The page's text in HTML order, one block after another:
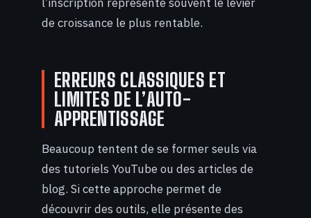
de croissance le plus rentable.
ERREURS CLASSIQUES ET
LIMITES DE L’AUTO-
APPRENTISSAGE
Beaucoup tentent de se former seuls via
des tutoriels YouTube ou des articles de
blog. Si cette approche permet de
découvrir des outils, elle présente des